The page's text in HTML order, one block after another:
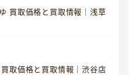
買取価格と買取情報｜浅草
取価格と買取情報｜渋谷店